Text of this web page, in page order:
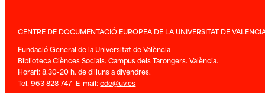
CENTRE DE DOCUMENTACIÓ EUROPEA DE LA UNIVERSITAT DE
Fundació General de la Universitat de València
Biblioteca Ciènces Socials. Campus dels Tarongers. València.
Horari: 8.30-20 h. de dilluns a divendres.
Tel. 963 828 747 E-mail:cde@uv.es